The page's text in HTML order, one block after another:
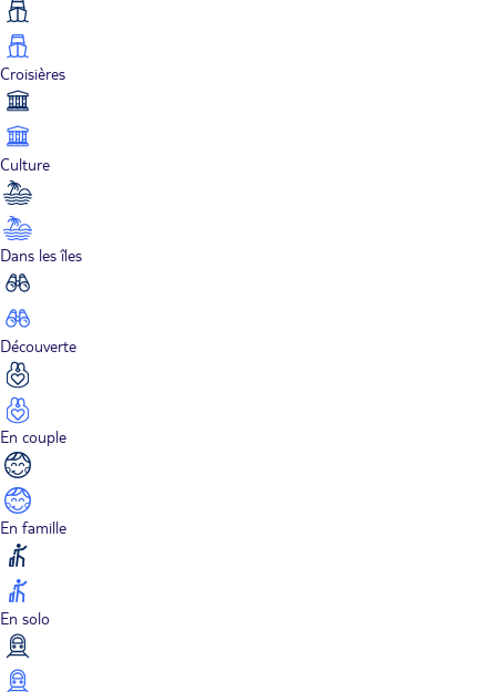
Croisières
Culture
Dans les îles
Découverte
En couple
En famille
En solo